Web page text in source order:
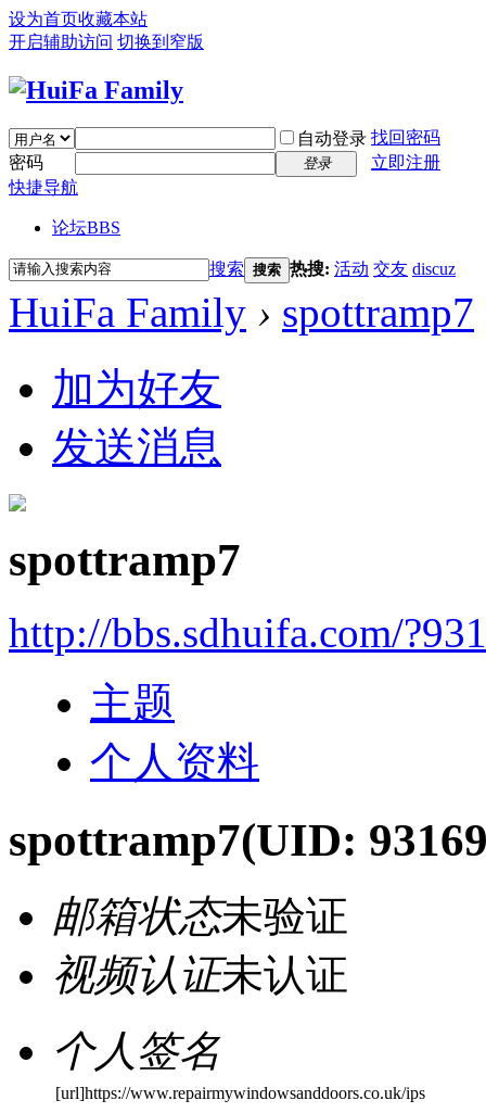
设为首页收藏本站
开启辅助访问 切换到窄版
自动登录 找回密码
密码
登录
立即注册
快捷导航
论坛BBS
搜索 搜索 热搜: 活动 交友 discuz
HuiFa Family › spottramp7
加为好友
发送消息
spottramp7
http://bbs.sdhuifa.com/
主题
个人资料
spottramp7(UID:
邮箱状态未验证
视频认证未认证
个人签名
[url]https://www.repairmywindowsanddoors.co.uk/ips